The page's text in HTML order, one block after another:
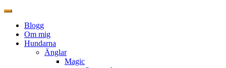
Blogg
Om mig
Hundarna
Änglar
Magic